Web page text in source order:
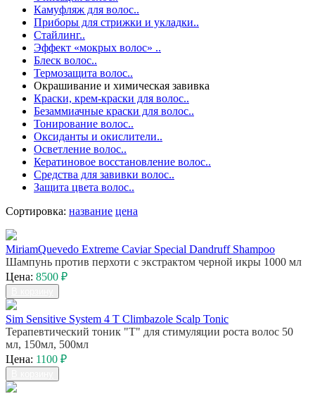
Камуфляж для волос..
Приборы для стрижки и укладки..
Стайлинг..
Эффект «мокрых волос» ..
Блеск волос..
Термозащита волос..
Окрашивание и химическая завивка
Краски, крем-краски для волос..
Безаммиачные краски для волос..
Тонирование волос..
Оксиданты и окислители..
Осветление волос..
Кератиновое восстановление волос..
Средства для завивки волос..
Защита цвета волос..
Сортировка: название цена
MiriamQuevedo Extreme Caviar Special Dandruff Shampoo
Шампунь против перхоти с экстрактом черной икры 1000 мл
Цена: 8500 ₽
Sim Sensitive System 4 T Climbazole Scalp Tonic
Терапевтический тоник "T" для стимуляции роста волос 50
мл, 150мл, 500мл
Цена: 1100 ₽